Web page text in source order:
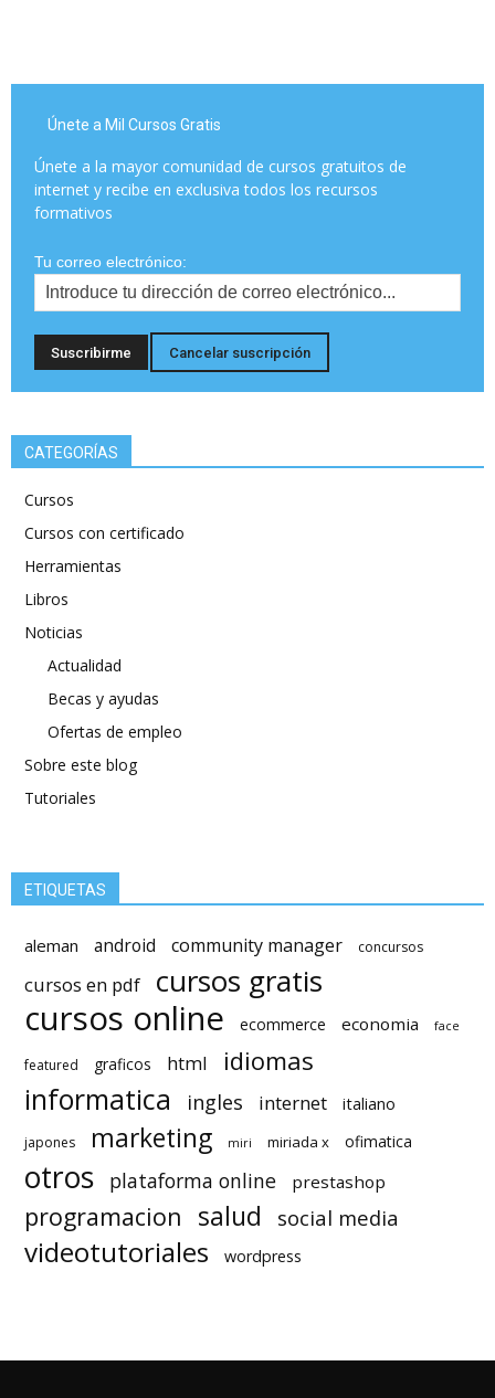
Únete a Mil Cursos Gratis
Únete a la mayor comunidad de cursos gratuitos de
internet y recibe en exclusiva todos los recursos
formativos
Tu correo electrónico:
CATEGORÍAS
Cursos
Cursos con certificado
Herramientas
Libros
Noticias
Actualidad
Becas y ayudas
Ofertas de empleo
Sobre este blog
Tutoriales
ETIQUETAS
aleman android community manager concursos
cursos en pdf cursos gratis
cursos online ecommerce economia face
featured graficos html idiomas
informatica ingles internet italiano
japones marketing miri miriada x ofimatica
otros plataforma online prestashop
programacion salud social media
videotutoriales wordpress